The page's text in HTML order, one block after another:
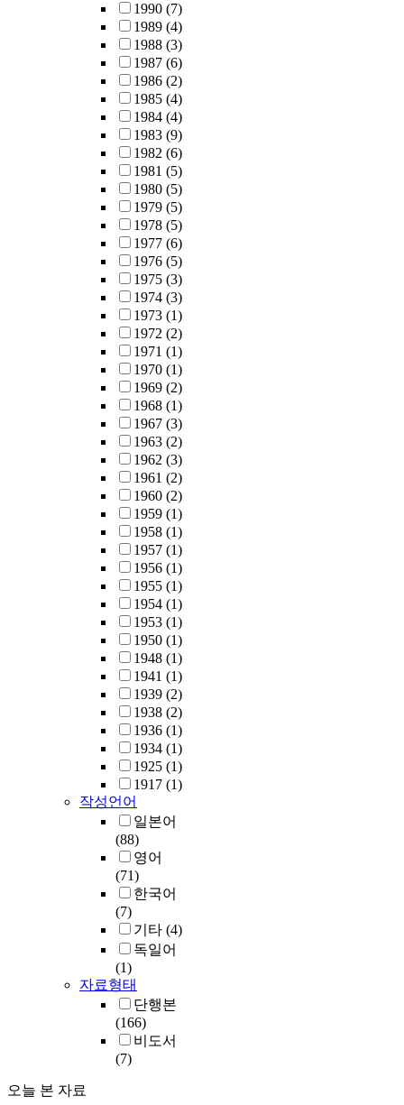
1990 (7)
1989 (4)
1988 (3)
1987 (6)
1986 (2)
1985 (4)
1984 (4)
1983 (9)
1982 (6)
1981 (5)
1980 (5)
1979 (5)
1978 (5)
1977 (6)
1976 (5)
1975 (3)
1974 (3)
1973 (1)
1972 (2)
1971 (1)
1970 (1)
1969 (2)
1968 (1)
1967 (3)
1963 (2)
1962 (3)
1961 (2)
1960 (2)
1959 (1)
1958 (1)
1957 (1)
1956 (1)
1955 (1)
1954 (1)
1953 (1)
1950 (1)
1948 (1)
1941 (1)
1939 (2)
1938 (2)
1936 (1)
1934 (1)
1925 (1)
1917 (1)
작성언어
일본어
(88)
영어
(71)
한국어
(7)
기타 (4)
독일어
(1)
자료형태
단행본
(166)
비도서
(7)
오늘 본 자료